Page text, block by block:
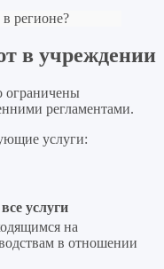
в регионе?
в учреждении
ограничены
регламентами.
услуги:
услуги
на
в отношении